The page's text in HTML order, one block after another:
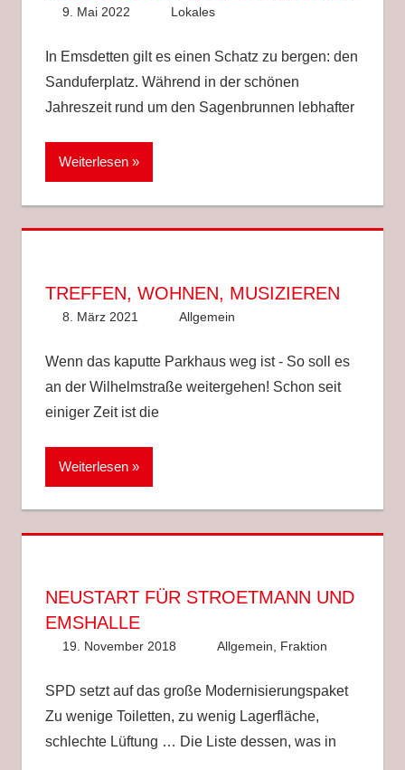
9. Mai 2022 Anke Hackethal
Lokales
In Emsdetten gilt es einen Schatz zu bergen: den
Sanduferplatz. Während in der schönen
Jahreszeit rund um den Sagenbrunnen lebhafter
Weiterlesen
TREFFEN, WOHNEN, MUSIZIEREN
8. März 2021 Anke Hackethal
Allgemein
Wenn das kaputte Parkhaus weg ist ‑ So soll es
an der Wilhelmstraße weitergehen! Schon seit
einiger Zeit ist die
Weiterlesen
NEUSTART FÜR STROETMANN UND
EMSHALLE
19. November 2018 Sascha Höcker
Allgemein Fraktion
SPD setzt auf das große Modernisierungspaket
Zu wenige Toiletten, zu wenig Lagerfläche,
schlechte Lüftung … Die Liste dessen, was in